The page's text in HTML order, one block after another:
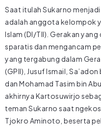
Saat itulah Sukarno
adalah anggota kelompok
Islam (DI/TII). Gerakan
sparatis dan mengancam
yang tergabung dalam
(GPII), Jusuf Ismail,
dan Mohamad Tasim bin
akhirnya Kartosuwirjo
teman Sukarno saat
Tjokro Aminoto, beserta